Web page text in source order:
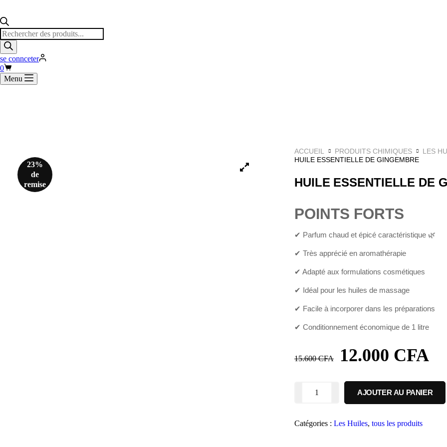
se connceter
0
Menu
23%
de
remise
ACCUEIL PRODUITS CHIMIQUES
LES
HUILE ESSENTIELLE DE GINGEMBRE
HUILE ESSENTIELLE DE
POINTS FORTS
✔ Parfum chaud et épicé caractéristique 🌿
✔ Très apprécié en aromathérapie
✔ Adapté aux formulations cosmétiques
✔ Idéal pour les huiles de massage
✔ Facile à incorporer dans les préparations
✔ Conditionnement économique de 1 litre
15.600CFA 12.000 CFA
AJOUTER AU PANIER
Catégories : Les Huiles, tous les produits